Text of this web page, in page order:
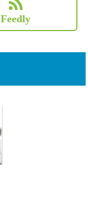
Feedly